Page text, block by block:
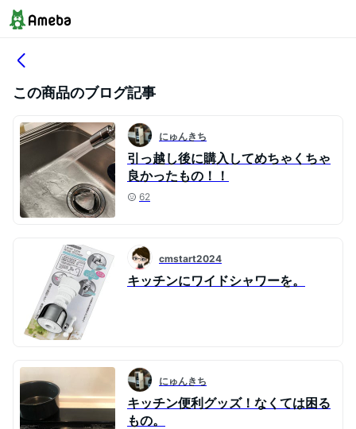
この商品のブログ記事
にゅんきち
引っ越し後に購入してめちゃくちゃ
良かったもの！！
62
cmstart2024
キッチンにワイドシャワーを。
にゅんきち
キッチン便利グッズ！なくては困る
もの。